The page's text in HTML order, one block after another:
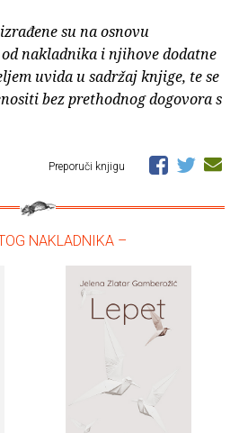
su na osnovu
nakladnika i njihove dodatne
uvida u sadržaj knjige, te se
bez prethodnog dogovora s
Preporuči knjigu
NAKLADNIKA –